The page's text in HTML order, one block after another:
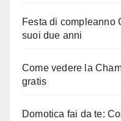
Festa di compleanno
suoi due anni
Come vedere la
gratis
Domotica fai da te: